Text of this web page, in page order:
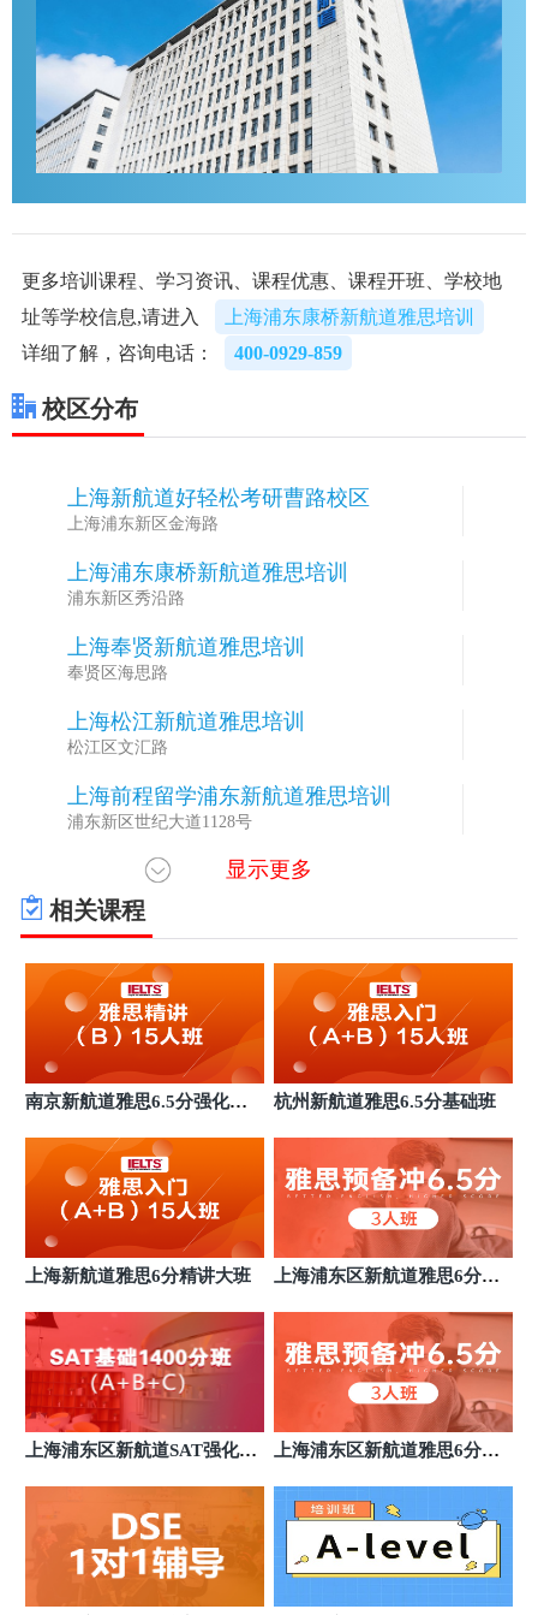
更多培训课程、学习资讯、课程优惠、课程开班、学校地
址等学校信息,请进入
上海浦东康桥新航道雅思培训
详细了解，咨询电话：
400-0929-859
校区分布
上海新航道好轻松考研曹路校区
上海浦东新区金海路
上海浦东康桥新航道雅思培训
浦东新区秀沿路
上海奉贤新航道雅思培训
奉贤区海思路
上海松江新航道雅思培训
松江区文汇路
上海前程留学浦东新航道雅思培训
浦东新区世纪大道1128号
上海黄埔锦秋新航道雅思培训
黄浦区南京西路
7 上海闵行临港新航道雅思培训
浦东新区海洋一路海洋科技广场
上海闵行东川新航道雅思培训
闵行区东川路
9 上海杨浦国宾新航道雅思培训
10 上海长宁中山公园新航道雅思培训
长海长宁中山公园新航道
上海浦东世纪大道新航道雅思培训
浦东新区世纪大道1128号
12 上海徐汇AF艺术留学旗舰新航道雅思培训
徐汇区文定路
13 上海徐汇前程留学旗舰新航道雅思培训
徐汇区文定路
上海黄浦区人民广场新航道雅思培训
上海黄浦区南京西路
上海徐汇文定新航道雅思培训
徐汇区文定路
显示更多
相关课程
南京新航道雅思6.5分强化小
杭州新航道雅思6.5分基础班
上海新航道雅思6分精讲大班
上海浦东区新航道雅思6分班
上海浦东区新航道SAT强化13
上海浦东区新航道雅思6分班